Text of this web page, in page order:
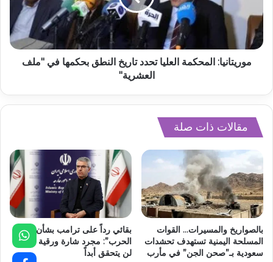
موريتانيا: المحكمة العليا تحدد تاريخ النطق بحكمها في "ملف
العشرية"
مقالات ذات صلة
بالصواريخ والمسيرات… القوات
المسلحة اليمنية تستهدف تحشدات
سعودية بـ”صحن الجن” في مأرب
بقائي رداً على ترامب بشأن “غنائم
الحرب”: مجرد شارة ورقية لنصر
لن يتحقق أبداً